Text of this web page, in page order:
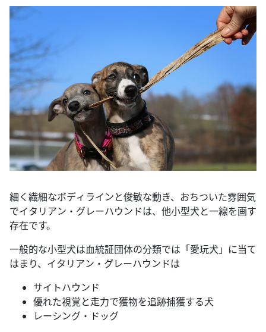
細く繊細なボディラインと俊敏な動き、おちついた雰囲気
でイタリアン・グレーハウンドは、他小型犬と一線を画す
存在です。
一般的な小型犬は血統証団体の分類では「愛玩犬」に当て
はまり、イタリアン・グレーハウンドは
サイトハウンド
優れた視覚と走力で獲物を追跡捕獲する犬
レーシング・ドッグ